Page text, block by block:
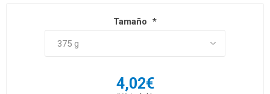
Tamaño *
4,02€